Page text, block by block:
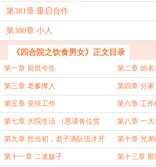
第381章 重启合作
第380章 小人
《四合院之饮食男女》正文目录
第一章 前世今生 第二章 凶
第三章 老爹撵人 第四章 分家
第五章 安排工作 第六章 工作
第七章 大院生活 （恳请各位赏
票）
第八章 一大
第九章 想当初，老子滴队伍才开
张，总共...
第十章 兄
第十一章 二道贩子 第十三章 那